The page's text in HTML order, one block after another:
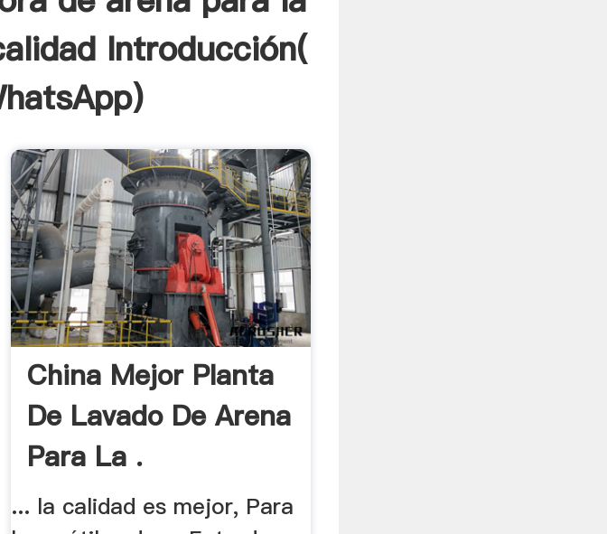
Introducción(
)
China Mejor Planta
De Lavado De Arena
Para La .
... la calidad es mejor, Para